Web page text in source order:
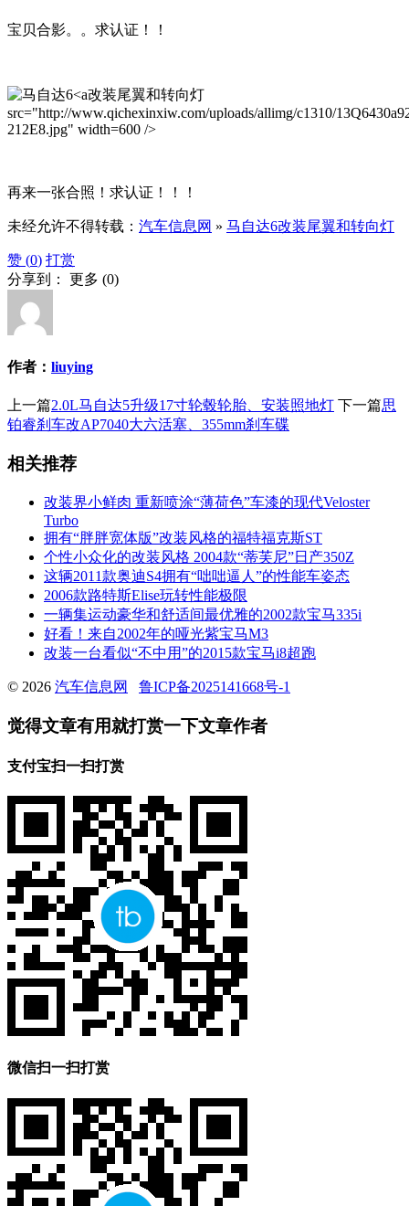
宝贝合影。。求认证！！
改装尾翼和转向灯
src="http://www.qichexinxiw.com/uploads/allimg/c1310/
212E8.jpg" width=600 />
再来一张合照！求认证！！！
未经允许不得转载： 汽车信息网 » 马自达6改装尾翼和转向灯
赞 (0) 打赏
分享到： 更多 (0)
作者： liuying
上一篇2.0L马自达5升级17寸轮毂轮胎、安装照地灯 下一篇思
铂睿刹车改AP7040大六活塞、355mm刹车碟
相关推荐
改装界小鲜肉 重新喷涂“薄荷色”车漆的现代Veloster
Turbo
拥有“胖胖宽体版”改装风格的福特福克斯ST
个性小众化的改装风格 2004款“蒂芙尼”日产350Z
这辆2011款奥迪S4拥有“咄咄逼人”的性能车姿态
2006款路特斯Elise玩转性能极限
一辆集运动豪华和舒适间最优雅的2002款宝马335i
好看！来自2002年的哑光紫宝马M3
改装一台看似“不中用”的2015款宝马i8超跑
© 2026 汽车信息网 鲁ICP备2025141668号-1
觉得文章有用就打赏一下文章作者
支付宝扫一扫打赏
微信扫一扫打赏